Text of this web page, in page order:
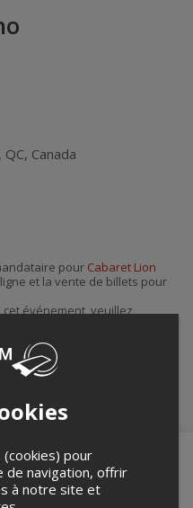
, QC, Canada
pour Cabaret Lion
et la vente de billets pour
événement, veuillez
pour
de navigation, offrir
à notre site et